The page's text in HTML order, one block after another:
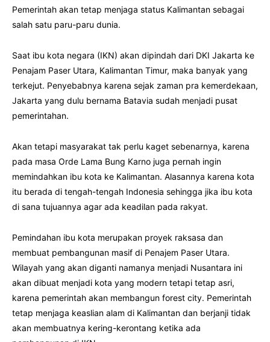
Pemerintah akan tetap menjaga status Kalimantan sebagai
salah satu paru-paru dunia.
Saat ibu kota negara (IKN) akan dipindah dari DKI Jakarta ke
Penajam Paser Utara, Kalimantan Timur, maka banyak yang
terkejut. Penyebabnya karena sejak zaman pra kemerdekaan,
Jakarta yang dulu bernama Batavia sudah menjadi pusat
pemerintahan.
Akan tetapi masyarakat tak perlu kaget sebenarnya, karena
pada masa Orde Lama Bung Karno juga pernah ingin
memindahkan ibu kota ke Kalimantan. Alasannya karena kota
itu berada di tengah-tengah Indonesia sehingga jika ibu kota
di sana tujuannya agar ada keadilan pada rakyat.
Pemindahan ibu kota merupakan proyek raksasa dan
membuat pembangunan masif di Penajem Paser Utara.
Wilayah yang akan diganti namanya menjadi Nusantara ini
akan dibuat menjadi kota yang modern tetapi tetap asri,
karena pemerintah akan membangun forest city. Pemerintah
tetap menjaga keaslian alam di Kalimantan dan berjanji tidak
akan membuatnya kering-kerontang ketika ada